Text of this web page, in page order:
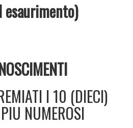
esaurimento)
I 10 (DIECI)
NUMEROSI